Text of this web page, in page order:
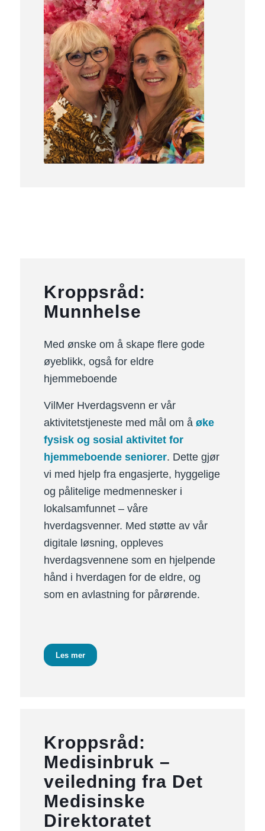
Kroppsråd:
Medisinbruk –
veiledning fra Det
Medisinske
Direktoratet
Kroppsråd:
Munnhelse
Med ønske om å skape flere gode
øyeblikk, også for eldre
hjemmeboende
VilMer Hverdagsvenn er vår
aktivitetstjeneste med mål om å øke
fysisk og sosial aktivitet for
hjemmeboende seniorer. Dette gjør
vi med hjelp fra engasjerte, hyggelige
og pålitelige medmennesker i
lokalsamfunnet – våre
hverdagsvenner. Med støtte av vår
digitale løsning, oppleves
hverdagsvennene som en hjelpende
hånd i hverdagen for de eldre, og
som en avlastning for pårørende.
Les mer